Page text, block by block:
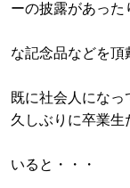
ーの披露があった
な記念品などを頂
既に社会人にな
久しぶりに卒業生
いると・・・